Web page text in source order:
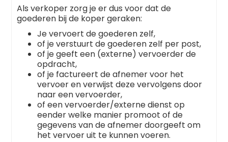
Als verkoper zorg je er dus voor dat de
goederen bij de koper geraken:
Je vervoert de goederen zelf,
of je verstuurt de goederen zelf per post,
of je geeft een (externe) vervoerder de
opdracht,
of je factureert de afnemer voor het
vervoer en verwijst deze vervolgens door
naar een vervoerder,
of een vervoerder/externe dienst op
eender welke manier promoot of de
gegevens van de afnemer doorgeeft om
het vervoer uit te kunnen voeren.